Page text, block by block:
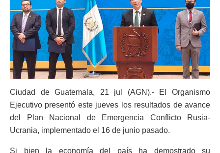
Ciudad de Guatemala, 21 jul (AGN).- El Organismo
Ejecutivo presentó este jueves los resultados de avance
del Plan Nacional de Emergencia Conflicto Rusia-
Ucrania, implementado el 16 de junio pasado.
Si bien la economía del país ha demostrado su